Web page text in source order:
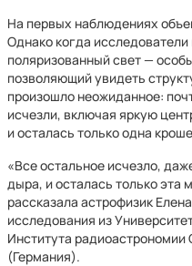
На первых наблюдениях
Однако когда
поляризованный свет —
позволяющий увидеть
произошло неожиданное:
исчезли, включая яркую
и осталась только одна
«Все остальное исчезло,
дыра, и осталась только эта
рассказала астрофизик
исследования из
Института
(Германия).